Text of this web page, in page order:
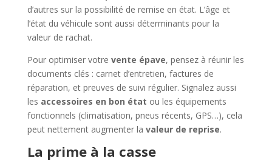
d’autres sur la possibilité de remise en état. L’âge et
l’état du véhicule sont aussi déterminants pour la
valeur de rachat.
Pour optimiser votre vente épave, pensez à réunir les
documents clés : carnet d’entretien, factures de
réparation, et preuves de suivi régulier. Signalez aussi
les accessoires en bon état ou les équipements
fonctionnels (climatisation, pneus récents, GPS…), cela
peut nettement augmenter la valeur de reprise.
La prime à la casse